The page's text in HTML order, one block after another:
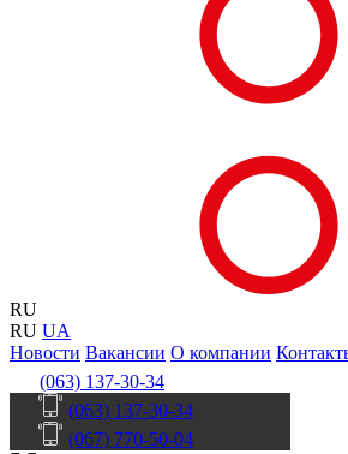
RU
RU UA
Новости Вакансии О компании
(063) 137-30-34
(063) 137-30-34
(067) 770-50-04